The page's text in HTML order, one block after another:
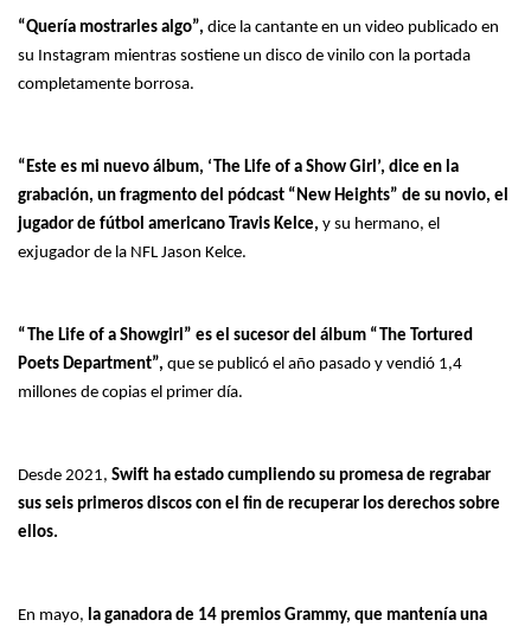
“Quería mostrarles algo”, dice la cantante en un video publicado en
su Instagram mientras sostiene un disco de vinilo con la portada
completamente borrosa.
“Este es mi nuevo álbum, ‘The Life of a Show Girl’, dice en la
grabación, un fragmento del pódcast “New Heights” de su novio, el
jugador de fútbol americano Travis Kelce, y su hermano, el
exjugador de la NFL Jason Kelce.
“The Life of a Showgirl” es el sucesor del álbum “The Tortured
Poets Department”, que se publicó el año pasado y vendió 1,4
millones de copias el primer día.
Desde 2021, Swift ha estado cumpliendo su promesa de regrabar
sus seis primeros discos con el fin de recuperar los derechos sobre
ellos.
En mayo, la ganadora de 14 premios Grammy, que mantenía una